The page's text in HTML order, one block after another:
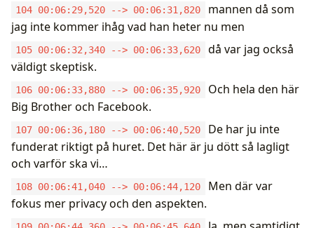
104 00:06:29,520 --> 00:06:31,820
mannen då som
jag inte kommer ihåg vad han heter nu men
105 00:06:32,340 --> 00:06:33,620
då var jag också
väldigt skeptisk.
106 00:06:33,880 --> 00:06:35,920
Och hela den här
Big Brother och Facebook.
107 00:06:36,180 --> 00:06:40,520
De har ju inte
funderat riktigt på huret. Det här är ju dött så lagligt
och varför ska vi…
108 00:06:41,040 --> 00:06:44,120
Men där var
fokus mer privacy och den aspekten.